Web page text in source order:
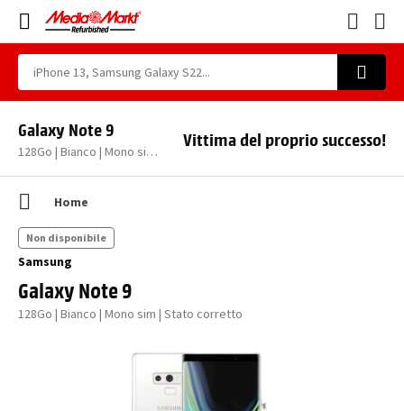
Galaxy Note 9
128Go | Bianco | Mono sim | Stato corretto
Vittima del proprio successo!
Home
Samsung
Galaxy Note 9
128Go | Bianco | Mono sim | Stato corretto
Non disponibile